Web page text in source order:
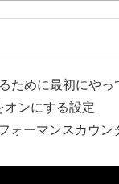
ために最初にや
オンにする設定
ォーマンスカウ